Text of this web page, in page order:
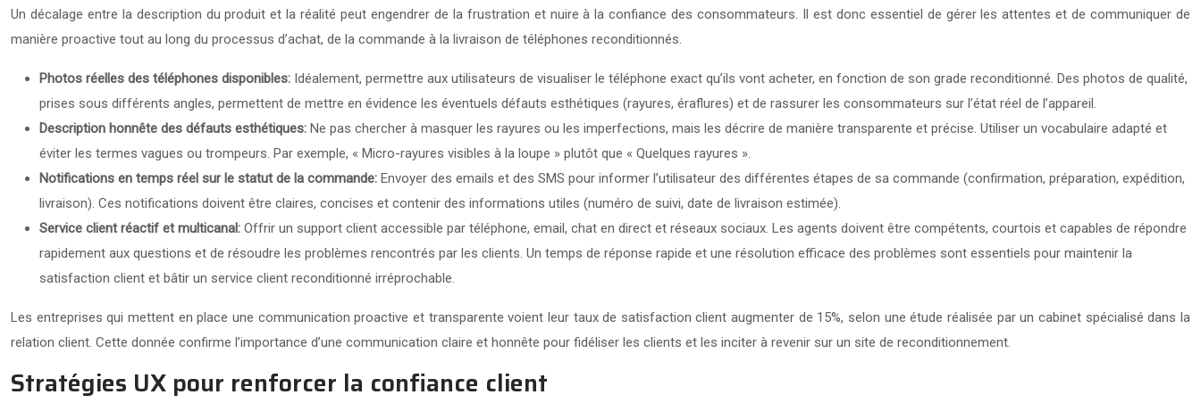
Un décalage entre la description du produit et la réalité peut engendrer de la frustration et nuire à la confiance des consommateurs. Il est donc essentiel de gérer les attentes et de communiquer de
manière proactive tout au long du processus d’achat, de la commande à la livraison de téléphones reconditionnés.
Photos réelles des téléphones disponibles: Idéalement, permettre aux utilisateurs de visualiser le téléphone exact qu’ils vont acheter, en fonction de son grade reconditionné. Des photos de qualité,
prises sous différents angles, permettent de mettre en évidence les éventuels défauts esthétiques (rayures, éraflures) et de rassurer les consommateurs sur l’état réel de l’appareil.
Description honnête des défauts esthétiques: Ne pas chercher à masquer les rayures ou les imperfections, mais les décrire de manière transparente et précise. Utiliser un vocabulaire adapté et
éviter les termes vagues ou trompeurs. Par exemple, « Micro-rayures visibles à la loupe » plutôt que « Quelques rayures ».
Notifications en temps réel sur le statut de la commande: Envoyer des emails et des SMS pour informer l’utilisateur des différentes étapes de sa commande (confirmation, préparation, expédition,
livraison). Ces notifications doivent être claires, concises et contenir des informations utiles (numéro de suivi, date de livraison estimée).
Service client réactif et multicanal: Offrir un support client accessible par téléphone, email, chat en direct et réseaux sociaux. Les agents doivent être compétents, courtois et capables de répondre
rapidement aux questions et de résoudre les problèmes rencontrés par les clients. Un temps de réponse rapide et une résolution efficace des problèmes sont essentiels pour maintenir la
satisfaction client et bâtir un service client reconditionné irréprochable.
Les entreprises qui mettent en place une communication proactive et transparente voient leur taux de satisfaction client augmenter de 15%, selon une étude réalisée par un cabinet spécialisé dans la
relation client. Cette donnée confirme l’importance d’une communication claire et honnête pour fidéliser les clients et les inciter à revenir sur un site de reconditionnement.
Stratégies UX pour renforcer la confiance client